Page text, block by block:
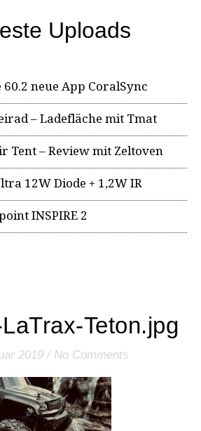
Uploads
neue App CoralSync
– Ladefläche mit Tmat
Tent – Review mit Zeltoven
12W Diode + 1,2W IR
INSPIRE 2
Teton.jpg
2019 / No Comments